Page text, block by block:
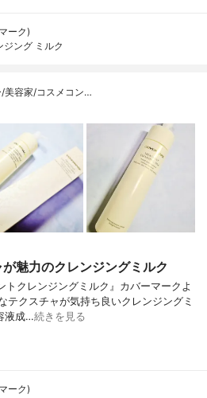
ーク)
ジング ミルク
美容家/コスメコン…
魅力のクレンジングミルク
クレンジングミルク』カバーマークよ
テクスチャが気持ち良いクレンジングミ
液成…続きを見る
ーク)